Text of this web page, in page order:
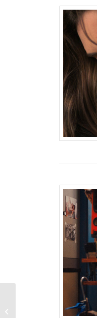
CORTOMETRAGGI 1